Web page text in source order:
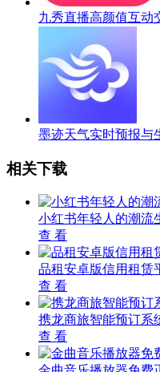
九秀直播高颜值互动
墨迹天气实时预报与
相关下载
小红书年轻人的潮流
查 看
品租安卓版信用租赁
查 看
携龙商旅智能预订系
查 看